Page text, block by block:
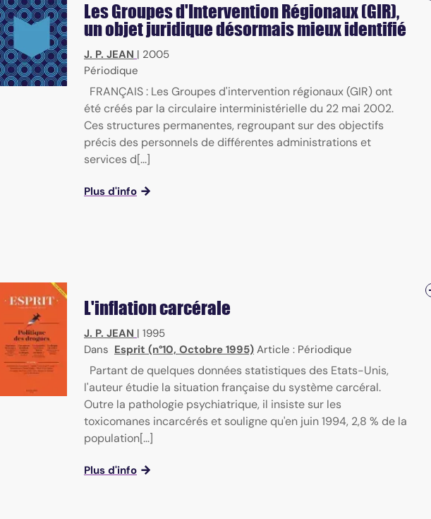
Les Groupes d'Intervention Régionaux (GIR),
un objet juridique désormais mieux identifié
J. P. JEAN | 2005
Périodique
FRANÇAIS : Les Groupes d'intervention régionaux (GIR) ont
été créés par la circulaire interministérielle du 22 mai 2002.
Ces structures permanentes, regroupant sur des objectifs
précis des personnels de différentes administrations et
services d[...]
Plus d'info
L'inflation carcérale
J. P. JEAN | 1995
Dans Esprit (n°10, Octobre 1995) Article : Périodique
Partant de quelques données statistiques des Etats-Unis,
l'auteur étudie la situation française du système carcéral.
Outre la pathologie psychiatrique, il insiste sur les
toxicomanes incarcérés et souligne qu'en juin 1994, 2,8 % de la
population[...]
Plus d'info